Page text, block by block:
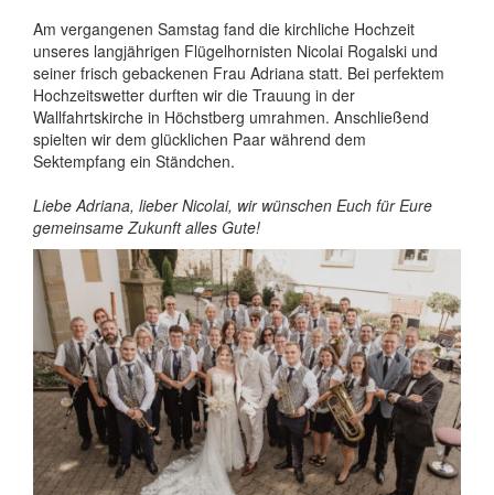
Am vergangenen Samstag fand die kirchliche Hochzeit
unseres langjährigen Flügelhornisten Nicolai Rogalski und
seiner frisch gebackenen Frau Adriana statt. Bei perfektem
Hochzeitswetter durften wir die Trauung in der
Wallfahrtskirche in Höchstberg umrahmen. Anschließend
spielten wir dem glücklichen Paar während dem
Sektempfang ein Ständchen.
Liebe Adriana, lieber Nicolai, wir wünschen Euch für Eure
gemeinsame Zukunft alles Gute!